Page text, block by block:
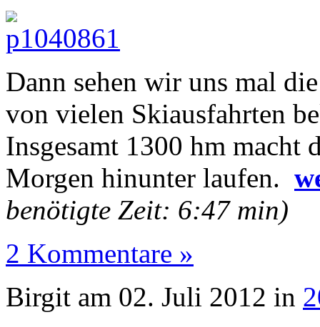
Dann sehen wir uns mal
von vielen Skiausfahrten
Insgesamt 1300 hm macht
Morgen hinunter laufen.
benötigte Zeit: 6:47 min)
2 Kommentare »
Birgit am 02. Juli 2012 in